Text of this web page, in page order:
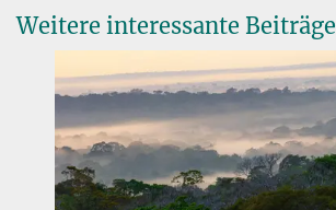
Weitere interessante Beiträge